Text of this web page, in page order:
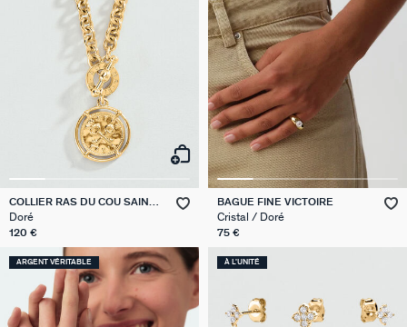
COLLIER RAS DU COU SAINT
HONORE
Doré
120 €
BAGUE FINE VICTOIRE
Cristal / Doré
75 €
ARGENT VÉRITABLE À L'UNITÉ